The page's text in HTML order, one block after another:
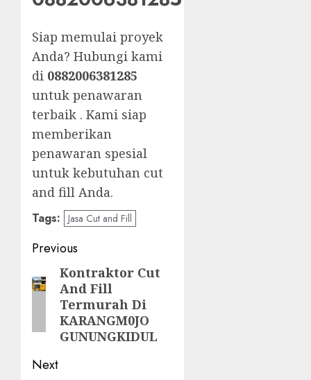
Siap memulai proyek
Anda? Hubungi kami
di 0882006381285
untuk penawaran
terbaik . Kami siap
memberikan
penawaran spesial
untuk kebutuhan cut
and fill Anda.
Tags: Jasa Cut and Fill
Post
navigation
Previous
Previous
post:
Kontraktor Cut
And Fill
Termurah Di
KARANGM0JO
GUNUNGKIDUL
Next